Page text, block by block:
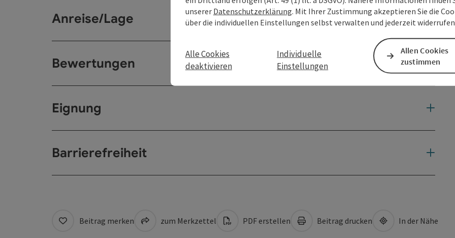
Anreise/Lage
Bewertungen
Eignung
Barrierefreiheit
Beitrag merken zum Merkzettel PDF erstellen Beitrag drucken In der Nähe
unserer Datenschutzerklärung. Mit Ihrer Zustimmung akzeptieren Sie die
über die individuellen Einstellungen selbst verwalten und jederzeit
Alle Cookies
deaktivieren
Individuelle
Einstellungen
Allen Cookies
zustimmen